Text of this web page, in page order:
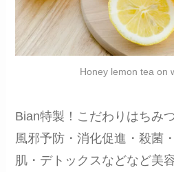
Honey lemon tea on
Bian特製！こだわりはちみ
風邪予防・消化促進・殺菌
肌・デトックスなどなど美